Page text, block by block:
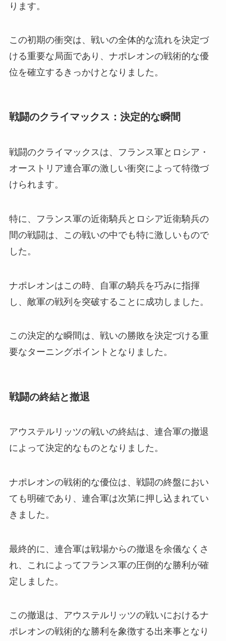
ります。
この初期の衝突は、戦いの全体的な流れを決定づ
ける重要な局面であり、ナポレオンの戦術的な優
位を確立するきっかけとなりました。
戦闘のクライマックス：決定的な瞬間
戦闘のクライマックスは、フランス軍とロシア・
オーストリア連合軍の激しい衝突によって特徴づ
けられます。
特に、フランス軍の近衛騎兵とロシア近衛騎兵の
間の戦闘は、この戦いの中でも特に激しいもので
した。
ナポレオンはこの時、自軍の騎兵を巧みに指揮
し、敵軍の戦列を突破することに成功しました。
この決定的な瞬間は、戦いの勝敗を決定づける重
要なターニングポイントとなりました。
戦闘の終結と撤退
アウステルリッツの戦いの終結は、連合軍の撤退
によって決定的なものとなりました。
ナポレオンの戦術的な優位は、戦闘の終盤におい
ても明確であり、連合軍は次第に押し込まれてい
きました。
最終的に、連合軍は戦場からの撤退を余儀なくさ
れ、これによってフランス軍の圧倒的な勝利が確
定しました。
この撤退は、アウステルリッツの戦いにおけるナ
ポレオンの戦術的な勝利を象徴する出来事となり